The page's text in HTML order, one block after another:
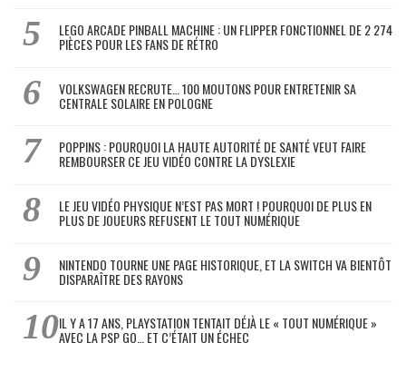
LEGO ARCADE PINBALL MACHINE : UN FLIPPER FONCTIONNEL DE 2 274
PIÈCES POUR LES FANS DE RÉTRO
VOLKSWAGEN RECRUTE… 100 MOUTONS POUR ENTRETENIR SA
CENTRALE SOLAIRE EN POLOGNE
POPPINS : POURQUOI LA HAUTE AUTORITÉ DE SANTÉ VEUT FAIRE
REMBOURSER CE JEU VIDÉO CONTRE LA DYSLEXIE
LE JEU VIDÉO PHYSIQUE N’EST PAS MORT ! POURQUOI DE PLUS EN
PLUS DE JOUEURS REFUSENT LE TOUT NUMÉRIQUE
NINTENDO TOURNE UNE PAGE HISTORIQUE, ET LA SWITCH VA BIENTÔT
DISPARAÎTRE DES RAYONS
IL Y A 17 ANS, PLAYSTATION TENTAIT DÉJÀ LE « TOUT NUMÉRIQUE »
AVEC LA PSP GO… ET C’ÉTAIT UN ÉCHEC